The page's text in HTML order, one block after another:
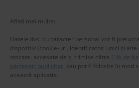
Aflați mai multe:
Datele dvs. cu caracter personal vor fi
dispozitiv (cookie-uri, identificatori unici și
stocate, accesate de și trimise către 136 de
parteneri publicitari sau pot fi folosite în mod
această aplicație.